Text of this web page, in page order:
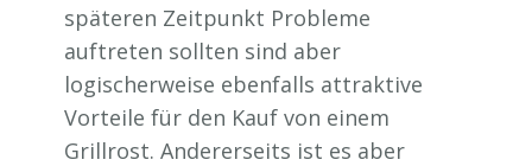
späteren Zeitpunkt Probleme
auftreten sollten sind aber
logischerweise ebenfalls attraktive
Vorteile für den Kauf von einem
Grillrost. Andererseits ist es aber